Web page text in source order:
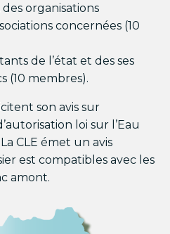
organisations
concernées (10
de l’état et des ses
(10 membres).
son avis sur
loi sur l’Eau
CLE émet un avis
est compatibles avec les
amont.